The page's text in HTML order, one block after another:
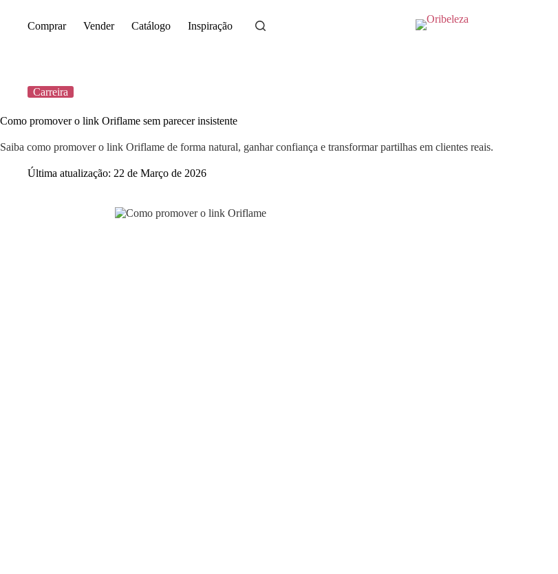
Comprar Vender Catálogo Inspiração
Carreira
Como promover o link Oriflame sem parecer insistente
Saiba como promover o link Oriflame de forma natural, ganhar confiança e transformar partilhas em clientes reais.
Última atualização: 22 de Março de 2026